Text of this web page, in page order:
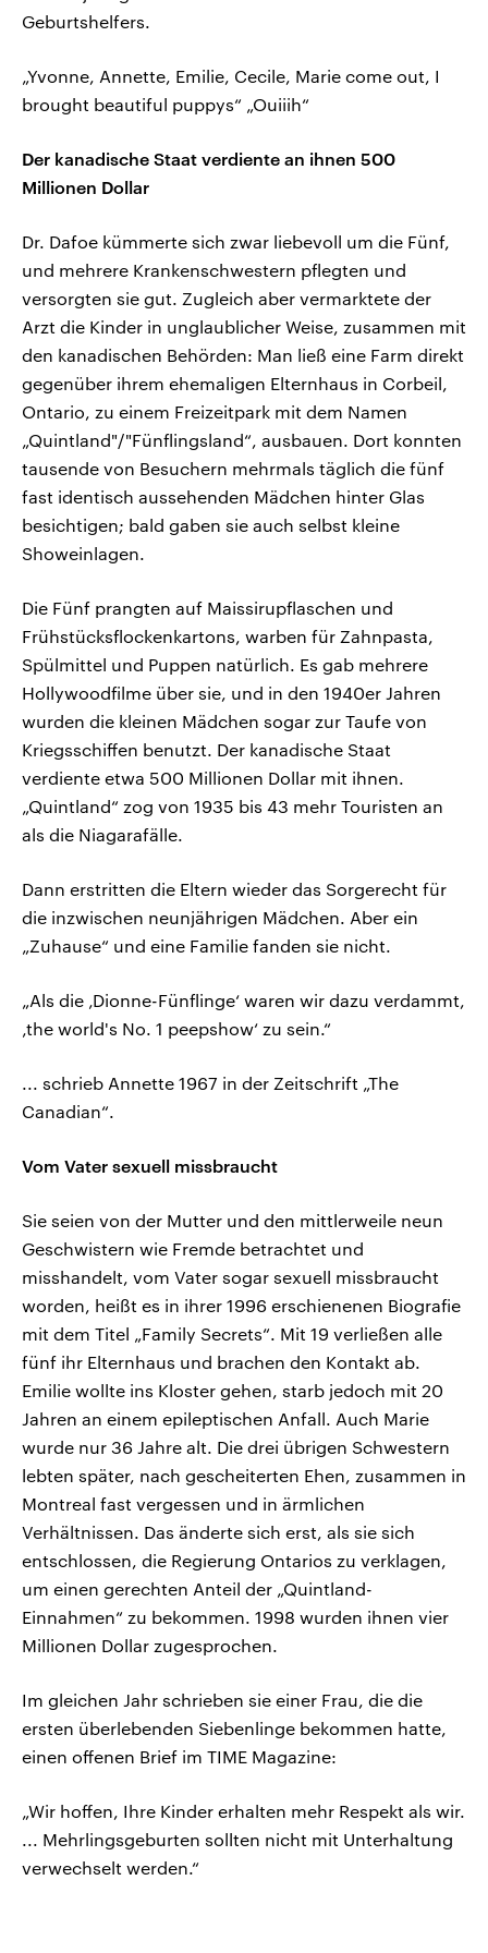
Geburtshelfers.
„Yvonne, Annette, Emilie, Cecile, Marie come out, I
brought beautiful puppys“ „Ouiiih“
Der kanadische Staat verdiente an ihnen 500
Millionen Dollar
Dr. Dafoe kümmerte sich zwar liebevoll um die Fünf,
und mehrere Krankenschwestern pflegten und
versorgten sie gut. Zugleich aber vermarktete der
Arzt die Kinder in unglaublicher Weise, zusammen mit
den kanadischen Behörden: Man ließ eine Farm direkt
gegenüber ihrem ehemaligen Elternhaus in Corbeil,
Ontario, zu einem Freizeitpark mit dem Namen
„Quintland"/"Fünflingsland“, ausbauen. Dort konnten
tausende von Besuchern mehrmals täglich die fünf
fast identisch aussehenden Mädchen hinter Glas
besichtigen; bald gaben sie auch selbst kleine
Showeinlagen.
Die Fünf prangten auf Maissirupflaschen und
Frühstücksflockenkartons, warben für Zahnpasta,
Spülmittel und Puppen natürlich. Es gab mehrere
Hollywoodfilme über sie, und in den 1940er Jahren
wurden die kleinen Mädchen sogar zur Taufe von
Kriegsschiffen benutzt. Der kanadische Staat
verdiente etwa 500 Millionen Dollar mit ihnen.
„Quintland“ zog von 1935 bis 43 mehr Touristen an
als die Niagarafälle.
Dann erstritten die Eltern wieder das Sorgerecht für
die inzwischen neunjährigen Mädchen. Aber ein
„Zuhause“ und eine Familie fanden sie nicht.
„Als die ‚Dionne-Fünflinge‘ waren wir dazu verdammt,
‚the world's No. 1 peepshow‘ zu sein.“
... schrieb Annette 1967 in der Zeitschrift „The
Canadian“.
Vom Vater sexuell missbraucht
Sie seien von der Mutter und den mittlerweile neun
Geschwistern wie Fremde betrachtet und
misshandelt, vom Vater sogar sexuell missbraucht
worden, heißt es in ihrer 1996 erschienenen Biografie
mit dem Titel „Family Secrets“. Mit 19 verließen alle
fünf ihr Elternhaus und brachen den Kontakt ab.
Emilie wollte ins Kloster gehen, starb jedoch mit 20
Jahren an einem epileptischen Anfall. Auch Marie
wurde nur 36 Jahre alt. Die drei übrigen Schwestern
lebten später, nach gescheiterten Ehen, zusammen in
Montreal fast vergessen und in ärmlichen
Verhältnissen. Das änderte sich erst, als sie sich
entschlossen, die Regierung Ontarios zu verklagen,
um einen gerechten Anteil der „Quintland-
Einnahmen“ zu bekommen. 1998 wurden ihnen vier
Millionen Dollar zugesprochen.
Im gleichen Jahr schrieben sie einer Frau, die die
ersten überlebenden Siebenlinge bekommen hatte,
einen offenen Brief im TIME Magazine:
„Wir hoffen, Ihre Kinder erhalten mehr Respekt als wir.
... Mehrlingsgeburten sollten nicht mit Unterhaltung
verwechselt werden.“